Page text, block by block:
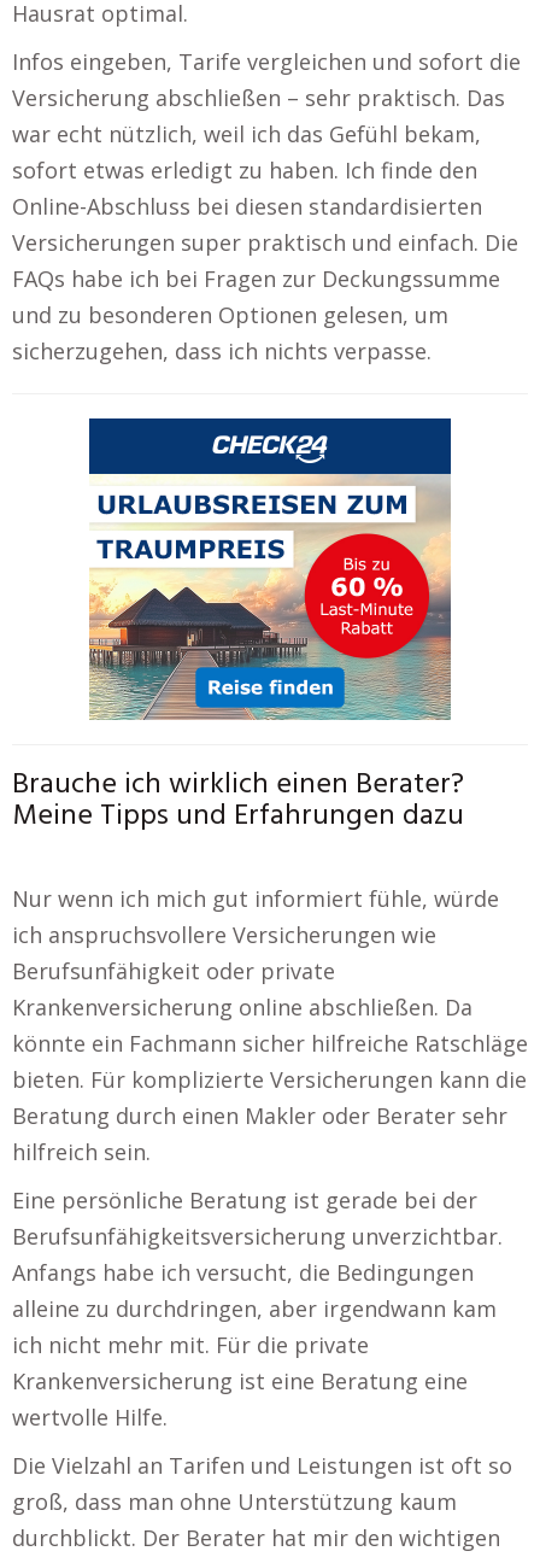
Hausrat optimal.
Infos eingeben, Tarife vergleichen und sofort die
Versicherung abschließen – sehr praktisch. Das
war echt nützlich, weil ich das Gefühl bekam,
sofort etwas erledigt zu haben. Ich finde den
Online-Abschluss bei diesen standardisierten
Versicherungen super praktisch und einfach. Die
FAQs habe ich bei Fragen zur Deckungssumme
und zu besonderen Optionen gelesen, um
sicherzugehen, dass ich nichts verpasse.
Brauche ich wirklich einen Berater?
Meine Tipps und Erfahrungen dazu
Nur wenn ich mich gut informiert fühle, würde
ich anspruchsvollere Versicherungen wie
Berufsunfähigkeit oder private
Krankenversicherung online abschließen. Da
könnte ein Fachmann sicher hilfreiche Ratschläge
bieten. Für komplizierte Versicherungen kann die
Beratung durch einen Makler oder Berater sehr
hilfreich sein.
Eine persönliche Beratung ist gerade bei der
Berufsunfähigkeitsversicherung unverzichtbar.
Anfangs habe ich versucht, die Bedingungen
alleine zu durchdringen, aber irgendwann kam
ich nicht mehr mit. Für die private
Krankenversicherung ist eine Beratung eine
wertvolle Hilfe.
Die Vielzahl an Tarifen und Leistungen ist oft so
groß, dass man ohne Unterstützung kaum
durchblickt. Der Berater hat mir den wichtigen